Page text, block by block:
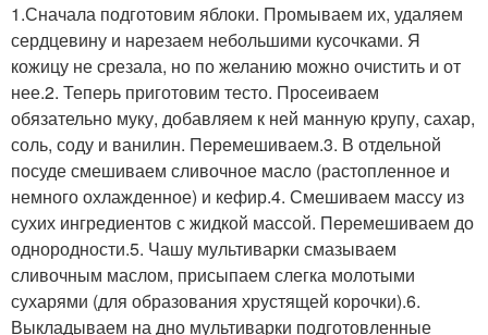
1.Сначала подготовим яблоки. Промываем их, удаляем
сердцевину и нарезаем небольшими кусочками. Я
кожицу не срезала, но по желанию можно очистить и от
нее.2. Теперь приготовим тесто. Просеиваем
обязательно муку, добавляем к ней манную крупу, сахар,
соль, соду и ванилин. Перемешиваем.3. В отдельной
посуде смешиваем сливочное масло (растопленное и
немного охлажденное) и кефир.4. Смешиваем массу из
сухих ингредиентов с жидкой массой. Перемешиваем до
однородности.5. Чашу мультиварки смазываем
сливочным маслом, присыпаем слегка молотыми
сухарями (для образования хрустящей корочки).6.
Выкладываем на дно мультиварки подготовленные